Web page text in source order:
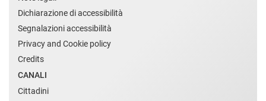
Dichiarazione di accessibilità
Segnalazioni accessibilità
Privacy and Cookie policy
Credits
CANALI
Cittadini